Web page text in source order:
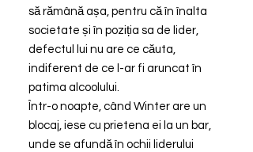
să rămână așa, pentru că în înalta
societate și în poziția sa de lider,
defectul lui nu are ce căuta,
indiferent de ce l-ar fi aruncat în
patima alcoolului.
Într-o noapte, când Winter are un
blocaj, iese cu prietena ei la un bar,
unde se afundă în ochii liderului